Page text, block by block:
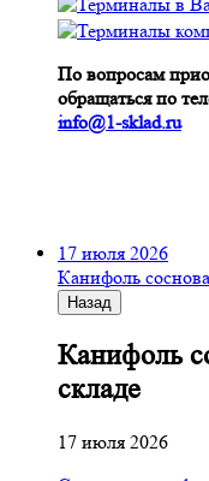
По вопросам
обращаться по
info@1-sklad.ru
17 июля 2026
Канифоль
Назад
Канифоль
складе
17 июля 2026